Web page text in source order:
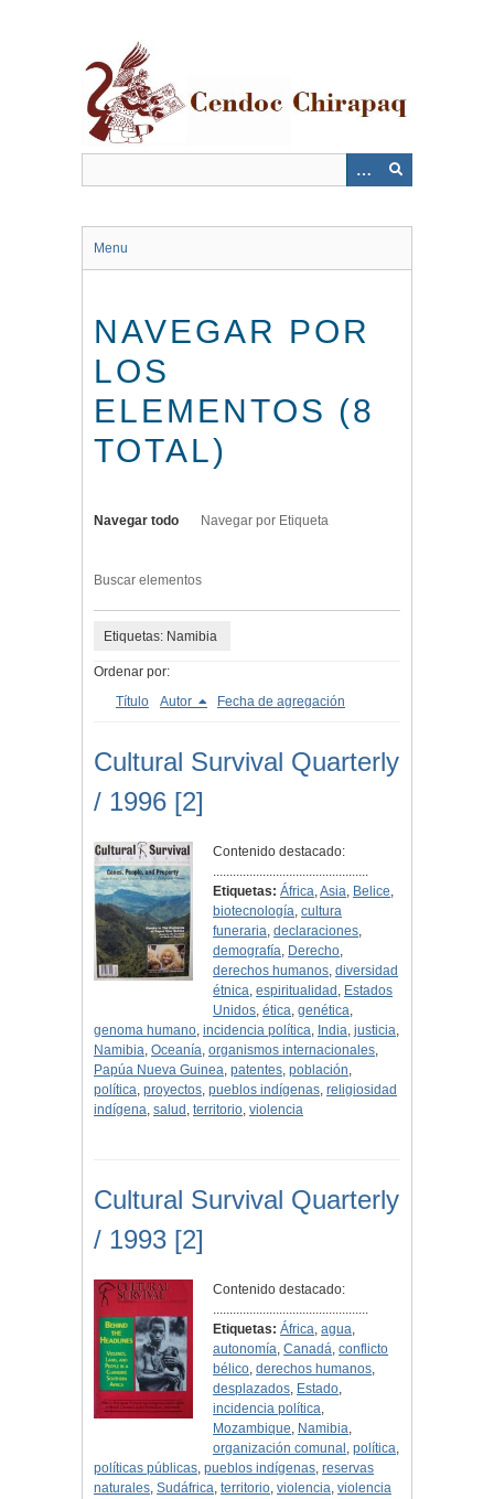
Menu
NAVEGAR POR
LOS
ELEMENTOS (8
TOTAL)
Navegar todo Navegar por Etiqueta
Buscar elementos
Etiquetas: Namibia
Ordenar por:
Título
Autor Fecha de agregación
Cultural Survival Quarterly
/ 1996 [2]
Contenido destacado:
...............................................
Etiquetas: África,Asia, Belice,
biotecnología,cultura
funeraria,declaraciones,
demografía, Derecho,
derechos humanos,diversidad
étnica,espiritualidad , Estados
Unidos,ética,genética,
genoma humano, incidencia política, India, justicia,
Namibia, Oceanía, organismos internacionales,
Papúa Nueva Guinea, patentes, población,
política, proyectos, pueblos indígenas, religiosidad
indígena, salud , territorio, violencia
Cultural Survival Quarterly
/ 1993 [2]
Contenido destacado:
...............................................
Etiquetas: África,agua,
autonomía,Canadá,conflicto
bélico,derechos humanos,
desplazados, Estado,
incidencia política,
Mozambique, Namibia,
organización comunal ,política,
políticas públicas, pueblos indígenas, reservas
naturales, Sudáfrica, territorio, violencia, violencia